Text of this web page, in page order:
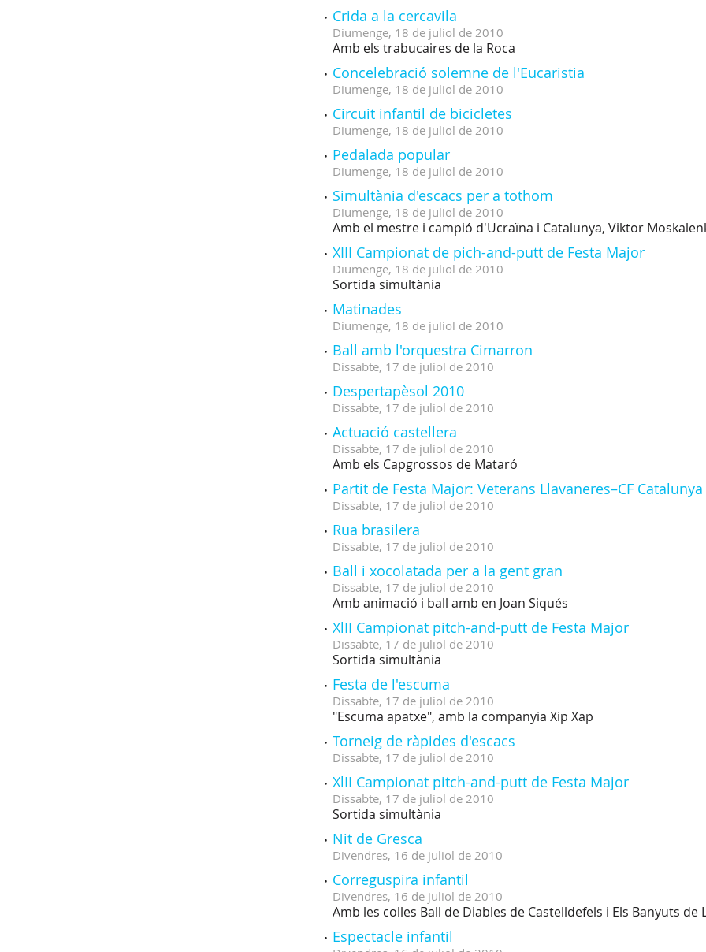
Crida a la cercavila
Diumenge, 18 de juliol de 2010
Amb els trabucaires de la Roca
Concelebració solemne de l'Eucaristia
Diumenge, 18 de juliol de 2010
Circuit infantil de bicicletes
Diumenge, 18 de juliol de 2010
Pedalada popular
Diumenge, 18 de juliol de 2010
Simultània d'escacs per a tothom
Diumenge, 18 de juliol de 2010
Amb el mestre i campió d'Ucraïna i Catalunya, Viktor
XIII Campionat de pich-and-putt de Festa Major
Diumenge, 18 de juliol de 2010
Sortida simultània
Matinades
Diumenge, 18 de juliol de 2010
Ball amb l'orquestra Cimarron
Dissabte, 17 de juliol de 2010
Despertapèsol 2010
Dissabte, 17 de juliol de 2010
Actuació castellera
Dissabte, 17 de juliol de 2010
Amb els Capgrossos de Mataró
Partit de Festa Major: Veterans Llavaneres–CF Catalunya
Dissabte, 17 de juliol de 2010
Rua brasilera
Dissabte, 17 de juliol de 2010
Ball i xocolatada per a la gent gran
Dissabte, 17 de juliol de 2010
Amb animació i ball amb en Joan Siqués
XlII Campionat pitch-and-putt de Festa Major
Dissabte, 17 de juliol de 2010
Sortida simultània
Festa de l'escuma
Dissabte, 17 de juliol de 2010
"Escuma apatxe", amb la companyia Xip Xap
Torneig de ràpides d'escacs
Dissabte, 17 de juliol de 2010
XlII Campionat pitch-and-putt de Festa Major
Dissabte, 17 de juliol de 2010
Sortida simultània
Nit de Gresca
Divendres, 16 de juliol de 2010
Correguspira infantil
Divendres, 16 de juliol de 2010
Amb les colles Ball de Diables de Castelldefels i Els Banyuts de
Espectacle infantil